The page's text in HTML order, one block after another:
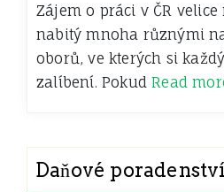
Zájem o práci v ČR
nabitý mnoha různými
oborů, ve kterých si
zalíbení. PokudRead
Daňové